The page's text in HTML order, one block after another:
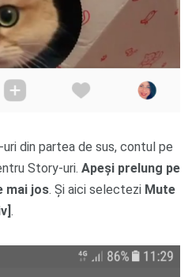
din partea de sus, contul pe
Story-uri. Apeși prelung pe
mai jos. Și aici selectezi Mute
.